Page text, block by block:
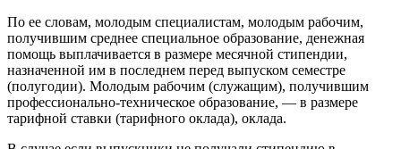
По ее словам, молодым специалистам, молодым рабочим,
получившим среднее специальное образование, денежная
помощь выплачивается в размере месячной стипендии,
назначенной им в последнем перед выпуском семестре
(полугодии). Молодым рабочим (служащим), получившим
профессионально-техническое образование, — в размере
тарифной ставки (тарифного оклада), оклада.